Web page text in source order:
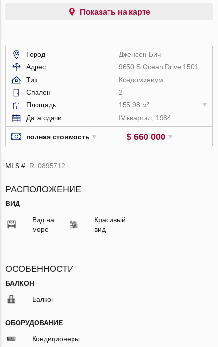
Показать на карте
Город
Дженсен-Бич
Адрес
9650 S Ocean Drive 1501
Тип
Кондоминиум
Спален
2
Площадь
155.98 м²
Дата сдачи
IV квартал, 1984
полная стоимость $ 660 000
MLS #: R10895712
РАСПОЛОЖЕНИЕ
ВИД
Вид на
море
Красивый
вид
ОСОБЕННОСТИ
БАЛКОН
Балкон
ОБОРУДОВАНИЕ
Кондиционеры